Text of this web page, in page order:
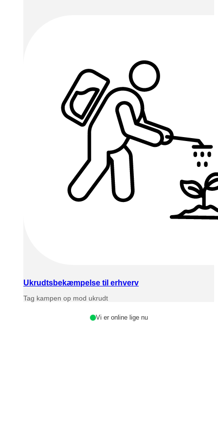
Ukrudtsbekæmpelse til erhverv
Tag kampen op mod ukrudt
Vi er online lige nu